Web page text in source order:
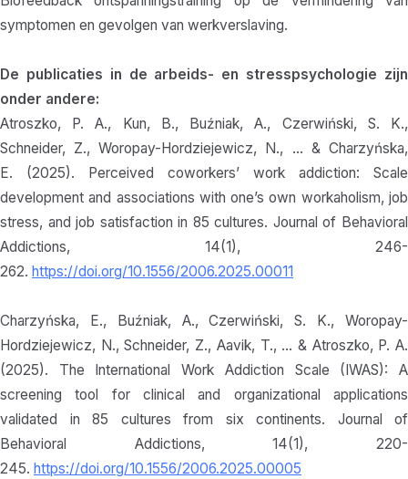
symptomen en gevolgen van werkverslaving.
De publicaties in de arbeids- en stresspsychologie zijn
onder andere:
Atroszko, P. A., Kun, B., Buźniak, A., Czerwiński, S. K.,
Schneider, Z., Woropay-Hordziejewicz, N., … & Charzyńska,
E. (2025). Perceived coworkers’ work addiction: Scale
development and associations with one’s own workaholism, job
stress, and job satisfaction in 85 cultures. Journal of Behavioral
Addictions, 14(1), 246-
262. https://doi.org/10.1556/2006.2025.00011
Charzyńska, E., Buźniak, A., Czerwiński, S. K., Woropay-
Hordziejewicz, N., Schneider, Z., Aavik, T., … & Atroszko, P. A.
(2025). The International Work Addiction Scale (IWAS): A
screening tool for clinical and organizational applications
validated in 85 cultures from six continents. Journal of
Behavioral Addictions, 14(1), 220-
245. https://doi.org/10.1556/2006.2025.00005